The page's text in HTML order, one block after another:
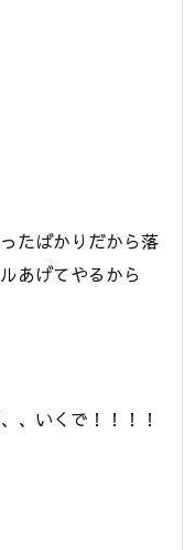
たばかりだから落
あげてやるから
、いくで！！！！